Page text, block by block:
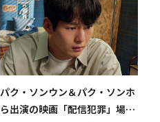
パク・ソンウン＆パク・ソンホ
ら出演の映画「配信犯罪」場面